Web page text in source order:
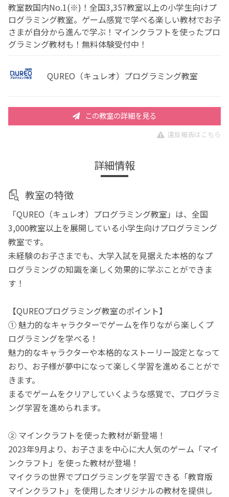
教室数国内No.1(※)！全国3,357教室以上の小学生向けプ
ログラミング教室。ゲーム感覚で学べる楽しい教材でお子
さまが自分から進んで学ぶ！マインクラフトを使ったプロ
グラミング教材も！無料体験受付中！
QUREO（キュレオ）プログラミング教室
この教室の詳細を見る
違反報告はこちら
詳細情報
教室の特徴
「QUREO（キュレオ）プログラミング教室」は、全国
3,000教室以上を展開している小学生向けプログラミング
教室です。
未経験のお子さまでも、大学入試を見据えた本格的なプ
ログラミングの知識を楽しく効果的に学ぶことができま
す！
【QUREOプログラミング教室のポイント】
① 魅力的なキャラクターでゲームを作りながら楽しくプ
ログラミングを学べる！
魅力的なキャラクターや本格的なストーリー設定となって
おり、お子様が夢中になって楽しく学習を進めることがで
きます。
まるでゲームをクリアしていくような感覚で、プログラミ
ング学習を進められます。
② マインクラフトを使った教材が新登場！
2023年9月より、お子さまを中心に大人気のゲーム「マイ
ンクラフト」を使った教材が登場！
マイクラの世界でプログラミングを学習できる「教育版
マインクラフト」を使用したオリジナルの教材を提供し